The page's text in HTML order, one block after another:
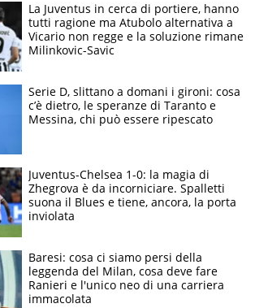
La Juventus in cerca di portiere, hanno
tutti ragione ma Atubolo alternativa a
Vicario non regge e la soluzione rimane
Milinkovic-Savic
Serie D, slittano a domani i gironi: cosa
c’è dietro, le speranze di Taranto e
Messina, chi può essere ripescato
Juventus-Chelsea 1-0: la magia di
Zhegrova è da incorniciare. Spalletti
suona il Blues e tiene, ancora, la porta
inviolata
Baresi: cosa ci siamo persi della
leggenda del Milan, cosa deve fare
Ranieri e l'unico neo di una carriera
immacolata